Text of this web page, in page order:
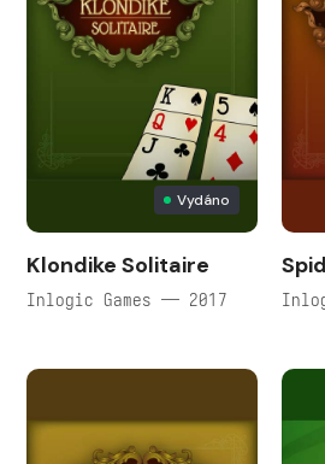
Vydáno
Klondike Solitaire
Inlogic Games — 2017